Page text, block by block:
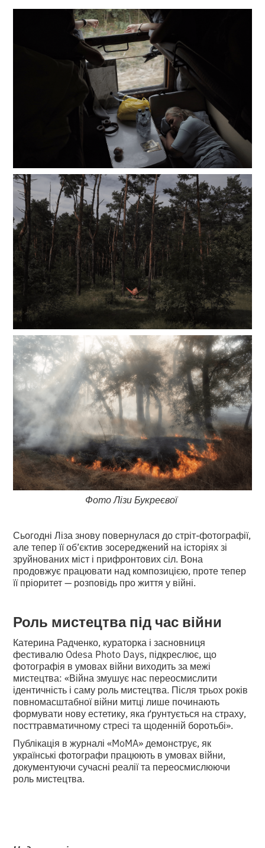
Фото Лізи Букреєвої
Сьогодні Ліза знову повернулася до стріт-фотографії,
але тепер її об’єктив зосереджений на історіях зі
зруйнованих міст і прифронтових сіл. Вона
продовжує працювати над композицією, проте тепер
її пріоритет — розповідь про життя у війні.
Роль мистецтва під час війни
Катерина Радченко, кураторка і засновниця
фестивалю Odesa Photo Days, підкреслює, що
фотографія в умовах війни виходить за межі
мистецтва: «Війна змушує нас переосмислити
ідентичність і саму роль мистецтва. Після трьох років
повномасштабної війни митці лише починають
формувати нову естетику, яка ґрунтується на страху,
посттравматичному стресі та щоденній боротьбі».
Публікація в журналі «MoMA» демонструє, як
українські фотографи працюють в умовах війни,
документуючи сучасні реалії та переосмислюючи
роль мистецтва.